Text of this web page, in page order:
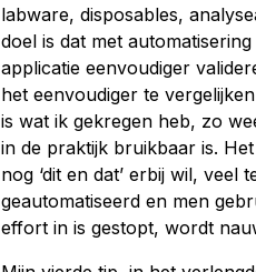
labware, disposables,
doel is dat met
applicatie eenvoudiger
het eenvoudiger te
is wat ik gekregen heb, zo
in de praktijk bruikbaar is.
nog ‘dit en dat’ erbij wil,
geautomatiseerd en men
effort in is gestopt, wordt